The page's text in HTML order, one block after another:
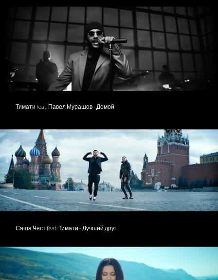
Тимати feat. Павел Мурашов - Домой
Саша Чест feat. Тимати - Лучший друг